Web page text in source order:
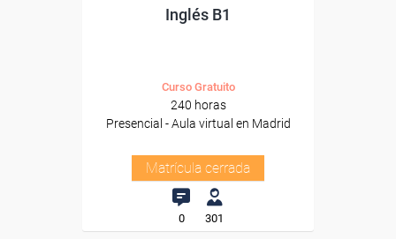
Inglés B1
Curso Gratuito
240 horas
Presencial - Aula virtual en Madrid
Matrícula cerrada
0 301